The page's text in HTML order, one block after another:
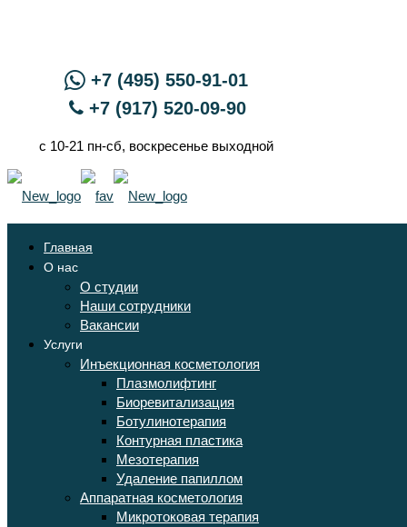
+7 (495) 550-91-01
+7 (917) 520-09-90
с 10-21 пн-сб, воскресенье выходной
Главная
О нас
О студии
Наши сотрудники
Вакансии
Услуги
Инъекционная косметология
Плазмолифтинг
Биоревитализация
Ботулинотерапия
Контурная пластика
Мезотерапия
Удаление папиллом
Аппаратная косметология
Микротоковая терапия